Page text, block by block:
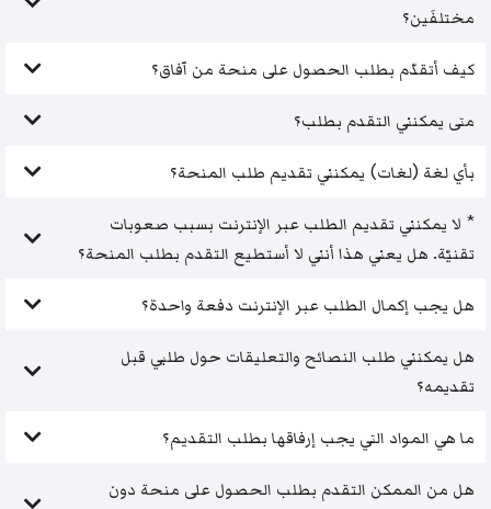
مختلفَين؟
كيف أتقدّم بطلب الحصول على منحة من آفاق؟
متى يمكنني التقدم بطلب؟
بأي لغة (لغات) يمكنني تقديم طلب المنحة؟
* لا يمكنني تقديم الطلب عبر الإنترنت بسبب صعوبات
تقنيّة. هل يعني هذا أنني لا أستطيع التقدم بطلب المنحة؟
هل يجب إكمال الطلب عبر الإنترنت دفعة واحدة؟
هل يمكنني طلب النصائح والتعليقات حول طلبي قبل
تقديمه؟
ما هي المواد التي يجب إرفاقها بطلب التقديم؟
هل من الممكن التقدم بطلب الحصول على منحة دون